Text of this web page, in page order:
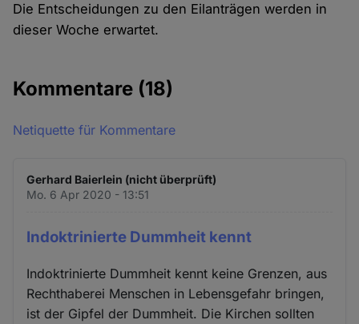
Die Entscheidungen zu den Eilanträgen werden in
dieser Woche erwartet.
Kommentare (18)
Netiquette für Kommentare
Gerhard Baierlein (nicht überprüft)
Mo. 6 Apr 2020 - 13:51
Indoktrinierte Dummheit kennt
Indoktrinierte Dummheit kennt keine Grenzen, aus
Rechthaberei Menschen in Lebensgefahr bringen,
ist der Gipfel der Dummheit. Die Kirchen sollten